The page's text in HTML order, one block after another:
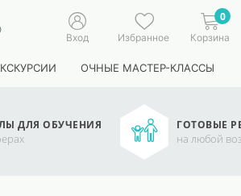
Вход Избранное
0
Корзина
ОЧНЫЕ МАСТЕР-КЛАССЫ
ДЛЯ ОБУЧЕНИЯ ГОТОВЫЕ
на любой